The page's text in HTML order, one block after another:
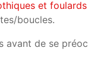
et foulards
boucles.
avant de se